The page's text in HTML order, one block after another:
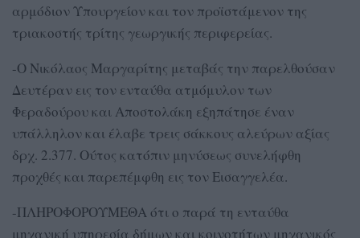
αρμόδιον Υπουργείον και τον προϊστάμενον της
τριακοστής τρίτης γεωργικής περιφερείας.
-Ο Νικόλαος Μαργαρίτης μεταβάς την παρελθούσαν
Δευτέραν εις τον ενταύθα ατμόμυλον των
Φεραδούρου και Αποστολάκη εξηπάτησε έναν
υπάλληλον και έλαβε τρεις σάκκους αλεύρων αξίας
δρχ. 2.377. Ούτος κατόπιν μηνύσεως συνελήφθη
προχθές και παρεπέμφθη εις τον Εισαγγελέα.
-ΠΛΗΡΟΦΟΡΟΥΜΕΘΑ ότι ο παρά τη ενταύθα
μηχανική υπηρεσία δήμων και κοινοτήτων μηχανικός